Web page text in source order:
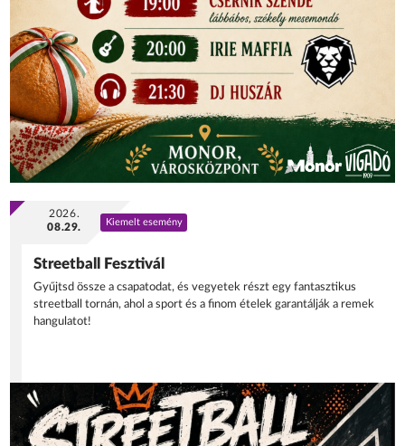
2026.
08.29.
Kiemelt esemény
Streetball Fesztivál
Gyűjtsd össze a csapatodat, és vegyetek részt egy fantasztikus
streetball tornán, ahol a sport és a finom ételek garantálják a remek
hangulatot!